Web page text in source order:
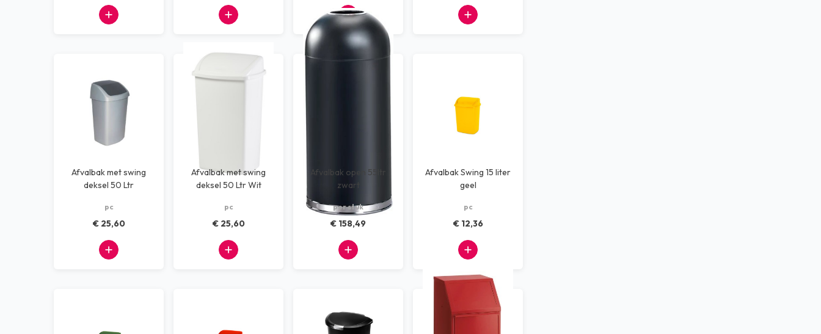
Machines
Alle producten
Afvalbak met swing
deksel 50 Ltr
pc
€ 25,60
Afvalbak met swing
deksel 50 Ltr Wit
pc
€ 25,60
Afvalbak open 55ltr
zwart
per stuk
€ 158,49
Afvalbak Swing 15 liter
geel
pc
€ 12,36